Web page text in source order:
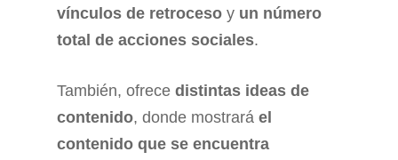
vínculos de retroceso y un número
total de acciones sociales.
También, ofrece distintas ideas de
contenido, donde mostrará el
contenido que se encuentra